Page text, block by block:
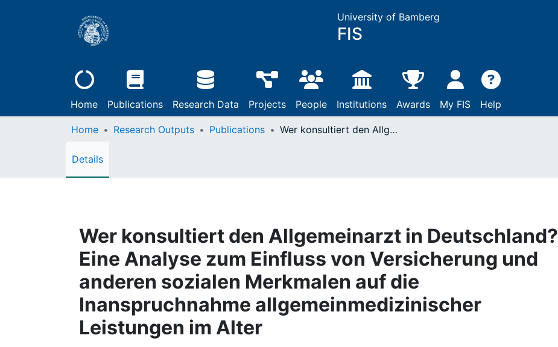
University of Bamberg
FIS
Home Publications Research Data Projects People Institutions Awards My FIS Help
Home Research Outputs Publications Wer konsultiert den Allgemeinarzt in Deutschland? Eine Analyse zum Einfluss von Versicherung und anderen sozialen Merkmalen auf die Inanspruchnahme allgemeinmedizinischer Leistungen im Alter
Details
Wer konsultiert den Allgemeinarzt in Deutschland?
Eine Analyse zum Einfluss von Versicherung und
anderen sozialen Merkmalen auf die
Inanspruchnahme allgemeinmedizinischer
Leistungen im Alter